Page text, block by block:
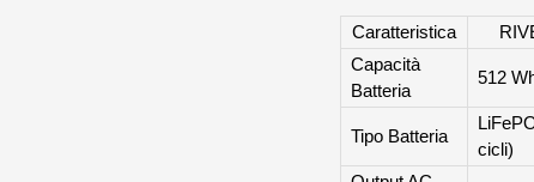
Caratteristica
Capacità
Batteria
512
Tipo Batteria
cicli)